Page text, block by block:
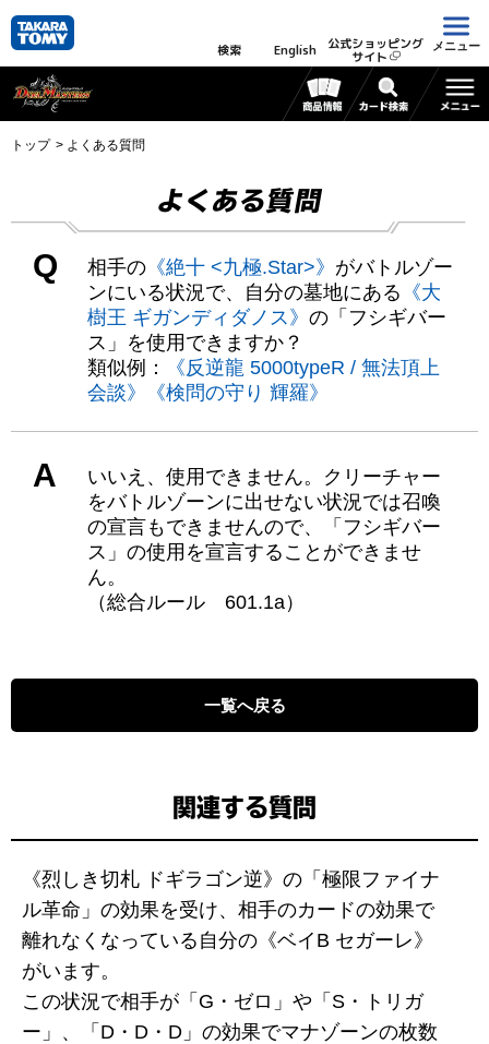
検索 English 公式ショッピング
サイト
メニュー
トップ よくある質問
よくある質問
Q 相手の 《絶十 <九極.Star>》 がバトルゾー
ンにいる状況で、自分の墓地にある 《大
樹王 ギガンディダノス》 の「フシギバー
ス」を使用できますか？
類似例：
《反逆龍 5000typeR / 無法頂上
会談》
《検問の守り 輝羅》
A
いいえ、使用できません。クリーチャー
をバトルゾーンに出せない状況では召喚
の宣言もできませんので、「フシギバー
ス」の使用を宣言することができませ
ん。
（総合ルール 601.1a）
一覧へ戻る
関連する質問
《烈しき切札 ドギラゴン逆》の「極限ファイナ
ル革命」の効果を受け、相手のカードの効果で
離れなくなっている自分の《ベイB セガーレ》
がいます。
この状況で相手が「G・ゼロ」や「S・トリガ
ー」、「D・D・D」の効果でマナゾーンの枚数